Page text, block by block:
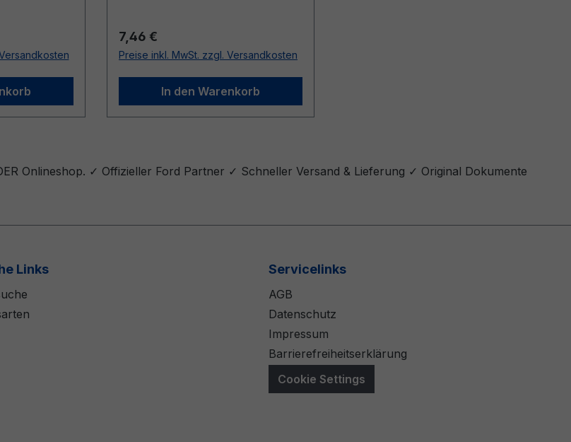
Regulärer Preis:
7,46 €
Preise inkl. MwSt. zzgl. Versandkosten
In den Warenkorb
Onlineshop. ✓ Offizieller Ford Partner ✓ Schneller Versand & Lieferung ✓ Original Dokumente
Links Servicelinks
AGB
Datenschutz
Impressum
Barrierefreiheitserklärung
Cookie Settings